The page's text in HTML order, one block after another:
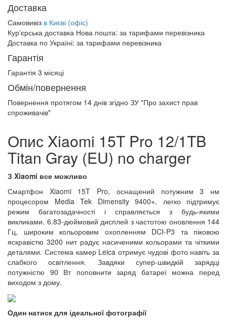
Доставка
Самовивіз в Києві (офіс)
Кур'єрська доставка Нова пошта: за тарифами перевізника
Доставка по Україні: за тарифами перевізника
Гарантія
Гарантія 3 місяці
Обмін/повернення
Повернення протягом 14 днів згідно ЗУ "Про захист прав
спроживачів"
Опис Xiaomi 15T Pro 12/1TB
Titan Gray (EU) no charger
З Xiaomi все можливо
Смартфон Xiaomi 15T Pro, оснащений потужним 3 нм
процесором Media Tek Dimensity 9400+, легко підтримує
режим багатозадачності і справляється з будь-якими
викликами. 6.83-дюймовий дисплей з частотою оновлення 144
Гц, широким кольоровим охопленням DCI-P3 та піковою
яскравістю 3200 нит радує насиченими кольорами та чіткими
деталями. Система камер Leica отримує чудові фото навіть за
слабкого освітлення. Завдяки супер-швидкій зарядці
потужністю 90 Вт поповнити заряд батареї можна перед
виходом з дому.
Один натиск для ідеальної фотографії